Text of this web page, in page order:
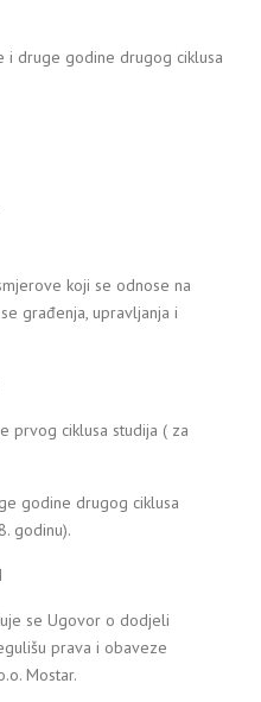
i druge godine drugog ciklusa
koji se odnose na
građenja, upravljanja i
prvog ciklusa studija ( za
godine drugog ciklusa
godinu).
se Ugovor o dodjeli
prava i obaveze
Mostar.